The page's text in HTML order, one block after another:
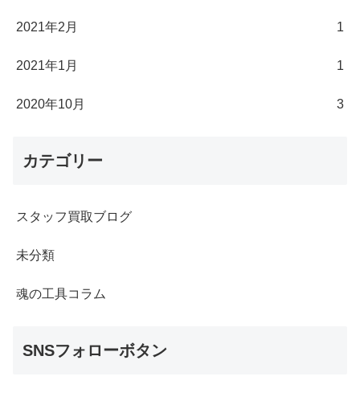
2021年2月 1
2021年1月 1
2020年10月 3
カテゴリー
スタッフ買取ブログ
未分類
魂の工具コラム
SNSフォローボタン